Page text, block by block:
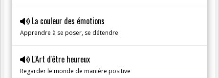
La couleur des émotions
Apprendre à se poser, se détendre
L'Art d'être heureux
Regarder le monde de manière positive